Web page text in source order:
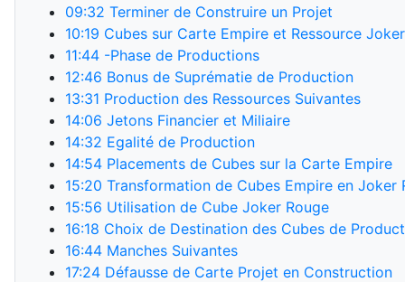
09:32 Terminer de Construire un Projet
10:19 Cubes sur Carte Empire et Ressource
11:44 -Phase de Productions
12:46 Bonus de Suprématie de Production
13:31 Production des Ressources Suivantes
14:06 Jetons Financier et Miliaire
14:32 Egalité de Production
14:54 Placements de Cubes sur la Carte Empire
15:20 Transformation de Cubes Empire en Joker
15:56 Utilisation de Cube Joker Rouge
16:18 Choix de Destination des Cubes de
16:44 Manches Suivantes
17:24 Défausse de Carte Projet en Construction